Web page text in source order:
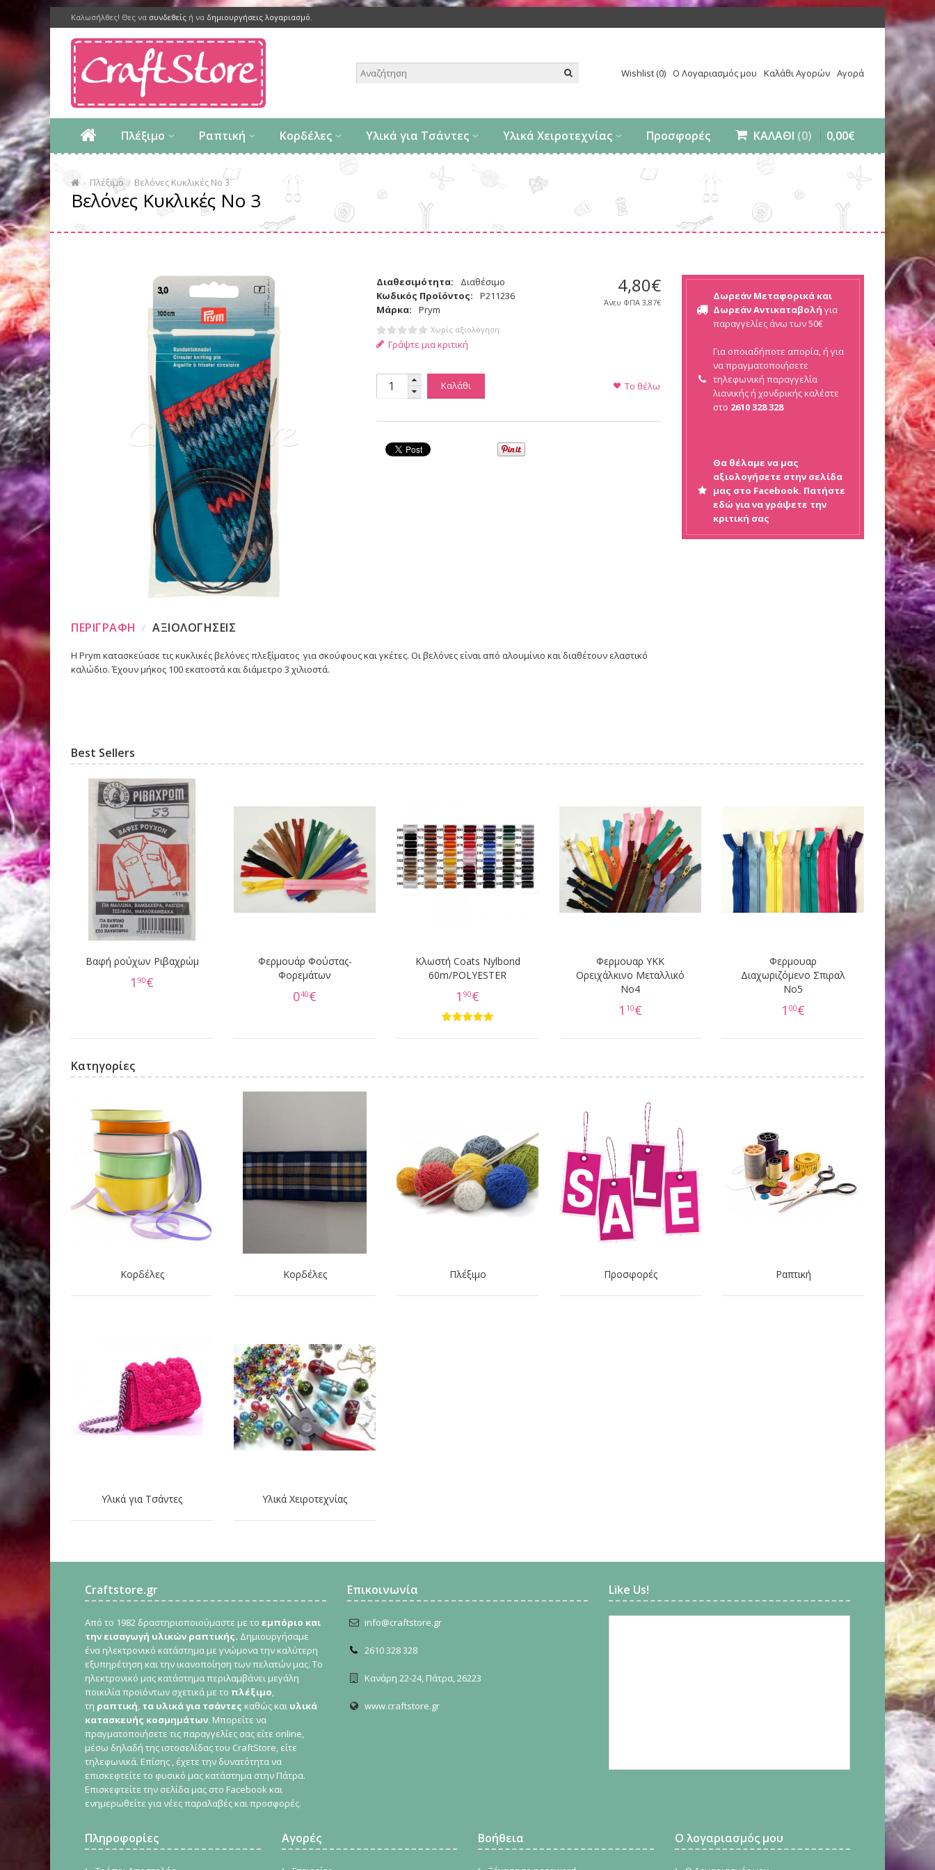
Καλωσήλθες! Θες να συνδεθείς ή να δημιουργήσεις λογαριασμό.
Wishlist (0) Ο Λογαριασμός μου Καλάθι Αγορών Αγορά
Πλέξιμο Ραπτική Κορδέλες Υλικά για Τσάντες Υλικά Χειροτεχνίας Προσφορές ΚΑΛΑΘΙ (0) 0,00€
Πλέξιμο Βελόνες Κυκλικές Νο 3
Βελόνες Κυκλικές Νο 3
4,80€
Άνευ ΦΠΑ 3,87€
Διαθεσιμότητα:
Διαθέσιμο
Κωδικός Προϊόντος:
P211236
Μάρκα:
Prym
Χωρίς αξιολόγηση
Γράψτε μια κριτική
Καλάθι Το θέλω
ΠΕΡΙΓΡΑΦΗ ΑΞΙΟΛΟΓΗΣΕΙΣ
Η Prym κατασκεύασε τις κυκλικές βελόνες πλεξίματος για σκούφους και γκέτες. Οι βελόνες είναι από αλουμίνιο και διαθέτουν ελαστικό
καλώδιο. Έχουν μήκος 100 εκατοστά και διάμετρο 3 χιλιοστά.
Δωρεάν Μεταφορικά και
Δωρεάν Αντικαταβολή για
παραγγελίες άνω των 50€
Για οποιαδήποτε απορία, ή για
να πραγματοποιήσετε
τηλεφωνική παραγγελία
λιανικής ή χονδρικής καλέστε
στο 2610 328 328
Θα θέλαμε να μας
αξιολογήσετε στην σελίδα
μας στο Facebook. Πατήστε
εδώ για να γράψετε την
κριτική σας
Best Sellers
Βαφή ρούχων Ριβαχρώμ
1 90€
Φερμουάρ Φούστας-
Φορεμάτων
040€
Κλωστή Coats Nylbond
60m/POLYESTER
1 90€
Φερμουαρ YKK
Ορειχάλκινο Μεταλλικό
Νο4
1 10€
Φερμουαρ
Διαχωριζόμενο Σπιραλ
No5
1 00€
Κατηγορίες
Κορδέλες Κορδέλες Πλέξιμο Προσφορές Ραπτική
Υλικά για Τσάντες Υλικά Χειροτεχνίας
Craftstore.gr
Από το 1982 δραστηριοποιούμαστε με το εμπόριο και
την εισαγωγή υλικών ραπτικής. Δημιουργήσαμε
ένα ηλεκτρονικό κατάστημα με γνώμονα την καλύτερη
εξυπηρέτηση και την ικανοποίηση των πελατών μας. Το
ηλεκτρονικό μας κατάστημα περιλαμβάνει μεγάλη
ποικιλία προϊόντων σχετικά με το πλέξιμο,
τη ραπτική, τα υλικά για τσάντες καθώς και υλικά
κατασκευής κοσμημάτων. Μπορείτε να
πραγματοποιήσετε τις παραγγελίες σας είτε online,
μέσω δηλαδή της ιστοσελίδας του CraftStore, είτε
τηλεφωνικά. Επίσης , έχετε την δυνατότητα να
επισκεφτείτε το φυσικό μας κατάστημα στην Πάτρα.
Επισκεφτείτε την σελίδα μας στο Facebook και
ενημερωθείτε για νέες παραλαβές και προσφορές.
Επικοινωνία
info@craftstore.gr
2610 328 328
Κανάρη 22-24, Πάτρα, 26223
www.craftstore.gr
Like Us!
Πληροφορίες Αγορές Βοήθεια Ο λογαριασμός μου